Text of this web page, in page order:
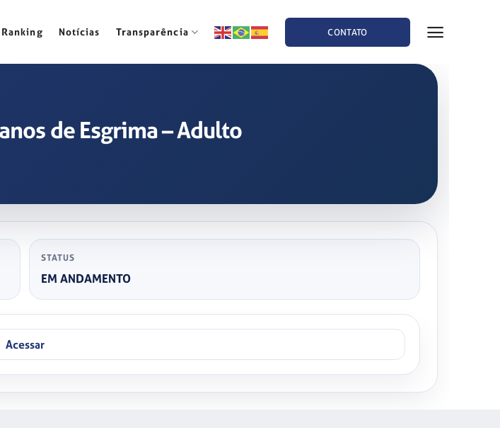
Ranking Notícias Transparência CONTATO
de Esgrima – Adulto
STATUS
EM ANDAMENTO
Acessar